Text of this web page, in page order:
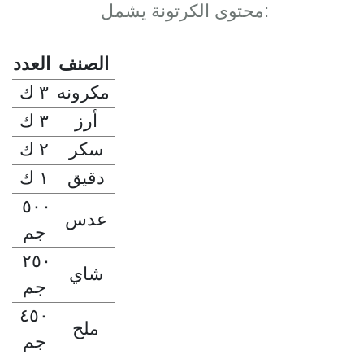
محتوى الكرتونة يشمل:
٣ ك
٣ ك
أرز
٢ ك
سكر
١ ك
دقيق
جم
عدس
جم
شاي
٤٥٠
جم
ملح